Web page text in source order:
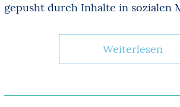
gepusht durch Inhalte in sozialen
Weiterlesen